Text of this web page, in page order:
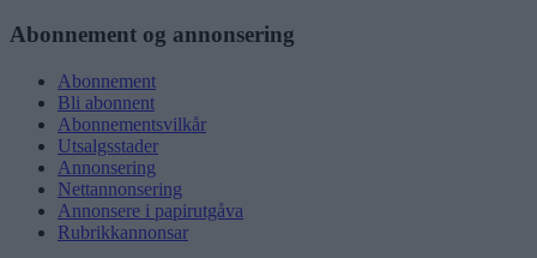
Abonnement og annonsering
Abonnement
Bli abonnent
Abonnementsvilkår
Utsalgsstader
Annonsering
Nettannonsering
Annonsere i papirutgåva
Rubrikkannonsar